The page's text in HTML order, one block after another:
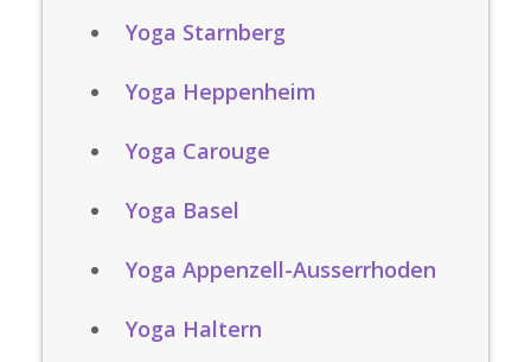
Yoga Starnberg
Yoga Heppenheim
Yoga Carouge
Yoga Basel
Yoga Appenzell-Ausserrhoden
Yoga Haltern